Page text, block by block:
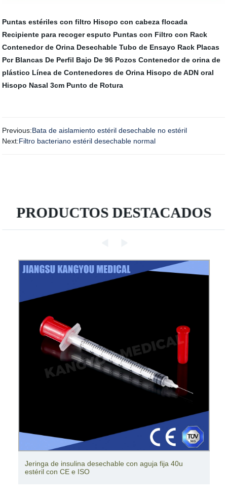
Puntas estériles con filtro Hisopo con cabeza flocada
Recipiente para recoger esputo Puntas con Filtro con Rack
Contenedor de Orina Desechable Tubo de Ensayo Rack Placas
Pcr Blancas De Perfil Bajo De 96 Pozos Contenedor de orina de
plástico Línea de Contenedores de Orina Hisopo de ADN oral
Hisopo Nasal 3cm Punto de Rotura
Previous:Bata de aislamiento estéril desechable no estéril
Next:Filtro bacteriano estéril desechable normal
PRODUCTOS DESTACADOS
Jeringas estériles desechables médicas con puntas de
catéter